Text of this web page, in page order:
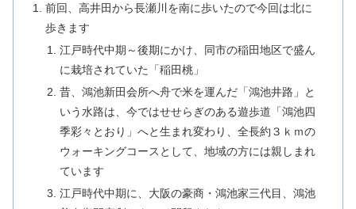
前回、高井田から長瀬川を南に歩いたので今回は北に
歩きます
江戸時代中期～後期にかけ、同市の稲田地区で盛ん
に栽培されていた「稲田桃」
昔、鴻池新田会所へ舟で米を運んだ「鴻池井路」と
いう水路は、今ではせせらぎのある遊歩道「鴻池四
季彩々とおり」へと生まれ変わり、全長約３ｋｍの
ウォーキングコースとして、地域の方には親しまれ
ています
江戸時代中期に、大阪の豪商・鴻池家三代目、鴻池